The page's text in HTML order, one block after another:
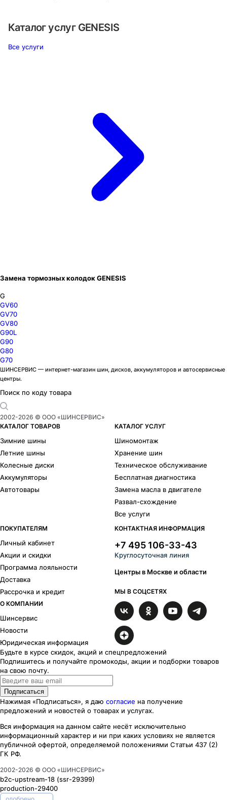
Каталог услуг GENESIS
Все услуги
Замена тормозных колодок GENESIS
G
GV60
GV70
GV80
G90L
G90
G80
G70
ШИНСЕРВИС — интернет-магазин шин, дисков, аккумуляторов и автосервисные
центры.
Поиск по коду товара
2002-2026 © ООО «ШИНСЕРВИС»
КАТАЛОГ ТОВАРОВ
Зимние шины
Летние шины
Колесные диски
Аккумуляторы
Автотовары
КАТАЛОГ УСЛУГ
Шиномонтаж
Хранение шин
Техническое обслуживание
Бесплатная диагностика
Замена масла в двигателе
Развал-схождение
Все услуги
ПОКУПАТЕЛЯМ
Личный кабинет
Акции и скидки
Программа лояльности
Доставка
Рассрочка и кредит
О КОМПАНИИ
Шинсервис
Новости
Юридическая информация
КОНТАКТНАЯ ИНФОРМАЦИЯ
+7 495 106-33-43
Круглосуточная линия
Центры в Москве и области
МЫ В СОЦСЕТЯХ
Будьте в курсе скидок, акций и спецпредложений
Подпишитесь и получайте промокоды, акции и подборки товаров
на свою почту.
Подписаться
Нажимая «Подписаться», я даю согласие на получение
предложений и новостей о товарах и услугах.
Вся информация на данном сайте несёт исключительно
информационный характер и ни при каких условиях не является
публичной офертой, определяемой положениями Статьи 437 (2)
ГК РФ.
2002-2026 © ООО «ШИНСЕРВИС»
b2c-upstream-18 (ssr-29399)
production-29400